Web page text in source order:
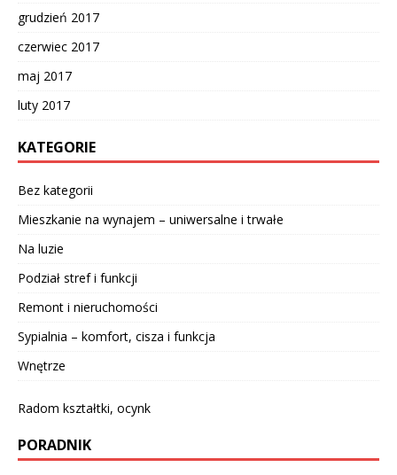
grudzień 2017
czerwiec 2017
maj 2017
luty 2017
KATEGORIE
Bez kategorii
Mieszkanie na wynajem – uniwersalne i trwałe
Na luzie
Podział stref i funkcji
Remont i nieruchomości
Sypialnia – komfort, cisza i funkcja
Wnętrze
Radom kształtki, ocynk
PORADNIK